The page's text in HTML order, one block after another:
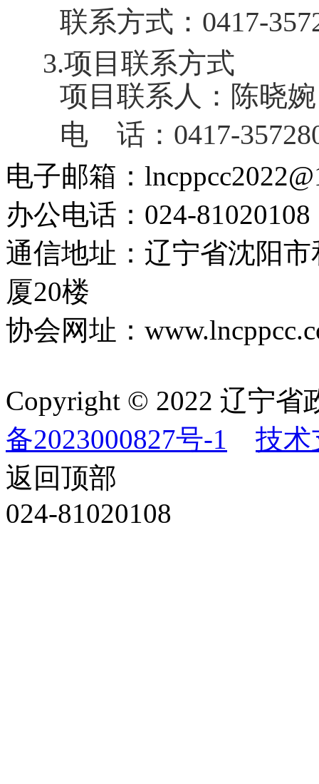
联系方式：
3.项目 联系方式
项目联系人：
电 话： 0417-
电子邮箱：
办公电话：024-81020108
通信地址：辽宁省沈阳
厦20楼
协会网址：
Copyright © 2022 辽宁
备2023000827号-1
技术
返回顶部
024-81020108